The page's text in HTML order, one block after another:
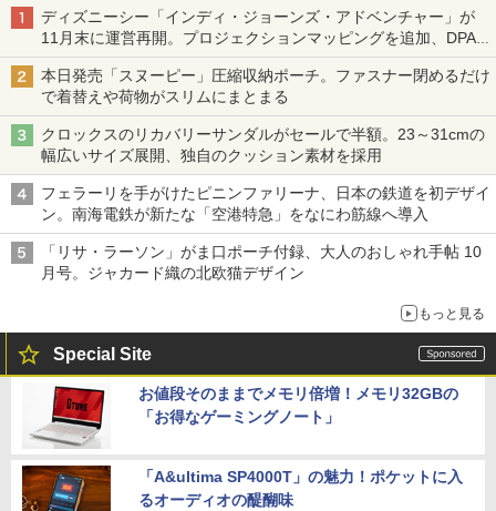
ディズニーシー「インディ・ジョーンズ・アドベンチャー」が
11月末に運営再開。プロジェクションマッピングを追加、DPA
は1500円
本日発売「スヌーピー」圧縮収納ポーチ。ファスナー閉めるだけ
で着替えや荷物がスリムにまとまる
クロックスのリカバリーサンダルがセールで半額。23～31cmの
幅広いサイズ展開、独自のクッション素材を採用
フェラーリを手がけたピニンファリーナ、日本の鉄道を初デザイ
ン。南海電鉄が新たな「空港特急」をなにわ筋線へ導入
「リサ・ラーソン」がま口ポーチ付録、大人のおしゃれ手帖 10
月号。ジャカード織の北欧猫デザイン
もっと見る
Special Site
お値段そのままでメモリ倍増！メモリ32GBの
「お得なゲーミングノート」
「A&ultima SP4000T」の魅力！ポケットに入
るオーディオの醍醐味